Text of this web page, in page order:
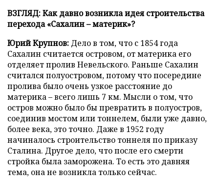
ВЗГЛЯД: Как давно возникла идея строительства
перехода «Сахалин – материк»?
Юрий Крупнов: Дело в том, что с 1854 года
Сахалин считается островом, от материка его
отделяет пролив Невельского. Раньше Сахалин
считался полуостровом, потому что посередине
пролива было очень узкое расстояние до
материка – всего лишь 7 км. Мысли о том, что
остров можно было бы превратить в полуостров,
соединив мостом или тоннелем, были уже давно,
более века, это точно. Даже в 1952 году
начиналось строительство тоннеля по приказу
Сталина. Другое дело, что после его смерти
стройка была заморожена. То есть это давняя
тема, она не возникла только сейчас.